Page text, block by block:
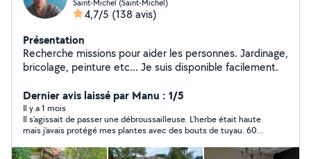
Saint-Michel (Saint-Michel)
4,7/5 (138 avis)
Présentation
Recherche missions pour aider les personnes. Jardinage,
bricolage, peinture etc... Je suis disponible facilement.
Dernier avis laissé par Manu : 1/5
Il y a 1 mois
Il s’agissait de passer une débroussailleuse. L’herbe était haute
mais j’avais protégé mes plantes avec des bouts de tuyau. 60
rasées. Je déconseille